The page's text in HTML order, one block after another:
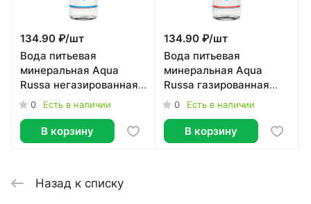
134.90 ₽/шт
Вода питьевая
минеральная Aqua
Russa негазированная
столовая 0,5 л
0 Есть в наличии
В корзину
134.90 ₽/шт
Вода питьевая
минеральная Aqua
Russa газированная
столовая 0,5 л
0 Есть в наличии
В корзину
Назад к списку